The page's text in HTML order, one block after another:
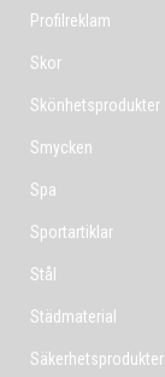
Profilreklam
Skor
Skönhetsprodukter
Smycken
Spa
Sportartiklar
Stål
Städmaterial
Säkerhetsprodukter